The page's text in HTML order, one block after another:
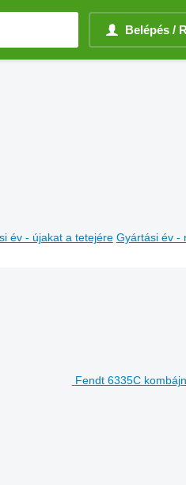
Belépés /
év - újakat a tetejére Gyártási év -
Fendt 6335C kombájn